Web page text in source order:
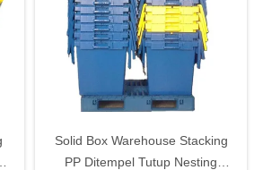
Solid Box Warehouse Stacking
PP Ditempel Tutup Nesting